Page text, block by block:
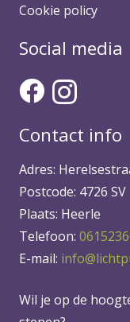
Cookie policy
Social media
Contact info
Adres:
Postcode: 4726 SV
Plaats: Heerle
Telefoon:
E-mail:
Wil je op de